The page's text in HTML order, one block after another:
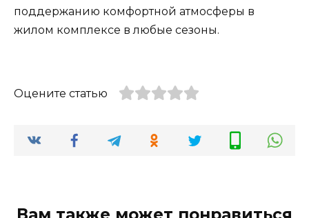
поддержанию комфортной атмосферы в
жилом комплексе в любые сезоны.
Оцените статью